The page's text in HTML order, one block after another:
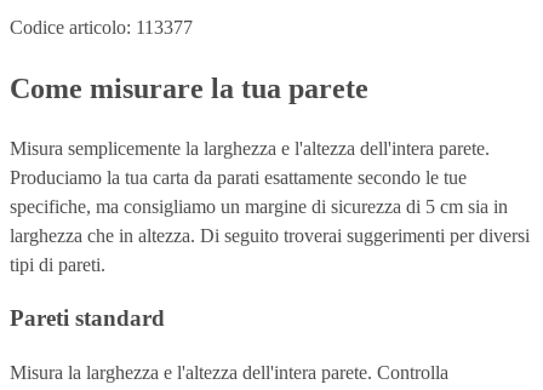
Codice articolo: 113377
Come misurare la tua parete
Misura semplicemente la larghezza e l'altezza dell'intera parete.
Produciamo la tua carta da parati esattamente secondo le tue
specifiche, ma consigliamo un margine di sicurezza di 5 cm sia in
larghezza che in altezza. Di seguito troverai suggerimenti per diversi
tipi di pareti.
Pareti standard
Misura la larghezza e l'altezza dell'intera parete. Controlla